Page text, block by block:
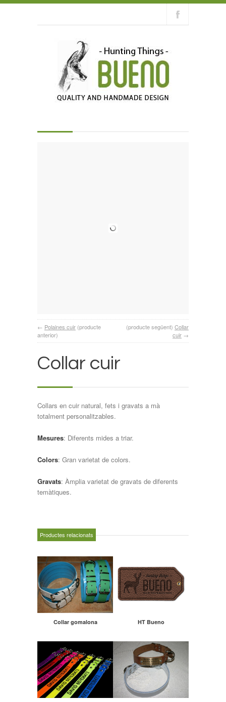
← Polaines cuir (producte
anterior)
(producte següent) Collar
cuir →
Collar cuir
Collars en cuir natural, fets i gravats a mà
totalment personalitzables.
Mesures: Diferents mides a triar.
Colors: Gran varietat de colors.
Gravats: Àmplia varietat de gravats de diferents
temàtiques.
Productes relacionats
Collar gomalona HT Bueno